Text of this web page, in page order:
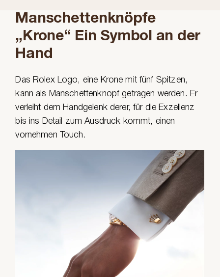
Manschettenknöpfe
„Krone“ Ein Symbol an der
Hand
Das Rolex Logo, eine Krone mit fünf Spitzen,
kann als Manschettenknopf getragen werden. Er
verleiht dem Handgelenk derer, für die Exzellenz
bis ins Detail zum Ausdruck kommt, einen
vornehmen Touch.